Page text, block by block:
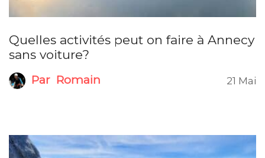
Quelles activités peut on faire à Annecy
sans voiture?
Par Romain 21 Mai